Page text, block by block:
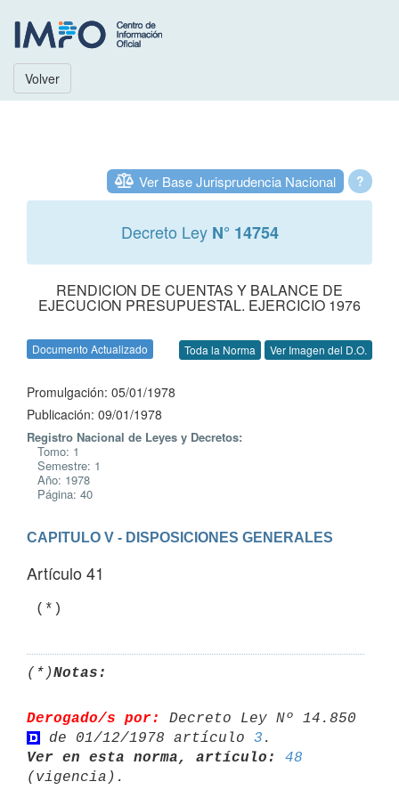
Volver
?
Ver Base Jurisprudencia Nacional
Decreto Ley N° 14754
RENDICION DE CUENTAS Y BALANCE DE
EJECUCION PRESUPUESTAL. EJERCICIO 1976
Documento Actualizado Toda la Norma Ver Imagen del D.O.
Promulgación: 05/01/1978
Publicación: 09/01/1978
Registro Nacional de Leyes y Decretos:
Tomo: 1
Semestre: 1
Año: 1978
Página: 40
CAPITULO V - DISPOSICIONES GENERALES
Artículo 41
(*)Notas:
Derogado/s por:
de 01/12/1978 artículo 3
Ver en esta norma, artículo:
48